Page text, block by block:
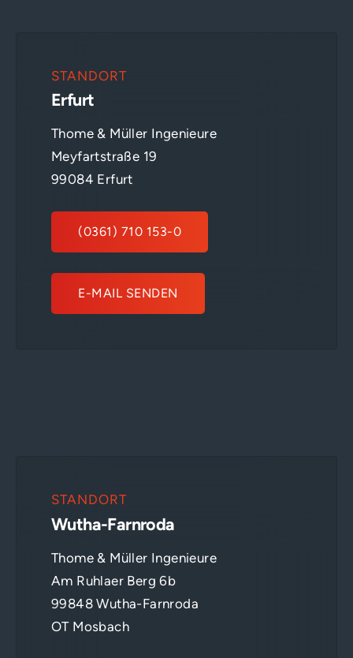
STANDORT
Erfurt
Thome & Müller Ingenieure
Meyfartstraße 19
99084 Erfurt
(0361) 710 153-0
E-MAIL SENDEN
STANDORT
Wutha-Farnroda
Thome & Müller Ingenieure
Am Ruhlaer Berg 6b
99848 Wutha-Farnroda
OT Mosbach